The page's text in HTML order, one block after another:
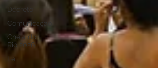
Decreto
Comunicação
Cheia do
Rio 2026
Lei